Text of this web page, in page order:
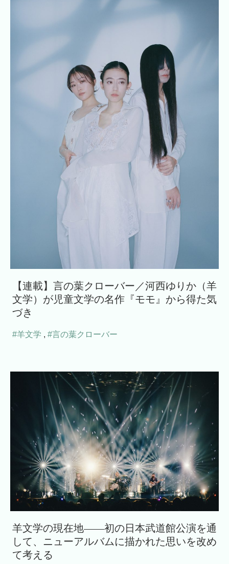
【連載】言の葉クローバー／河西ゆりか（羊
文学）が児童文学の名作『モモ』から得た気
づき
#羊文学 , #言の葉クローバー
羊文学の現在地――初の日本武道館公演を通
して、ニューアルバムに描かれた思いを改め
て考える